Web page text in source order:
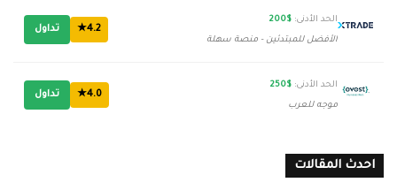
الحد الأدنى: $200
الأفضل للمبتدئين - منصة سهلة
4.2★ تداول
الحد الأدنى: $250
موجه للعرب
4.0★ تداول
احدث المقالات